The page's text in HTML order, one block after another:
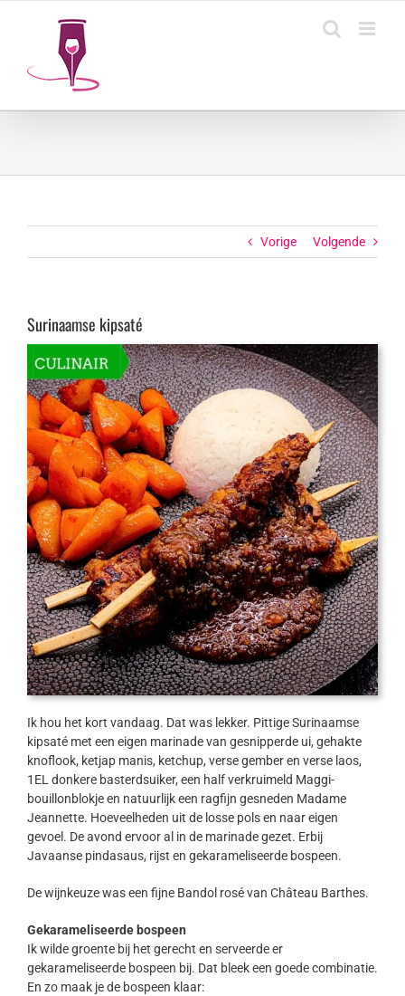
Vorige Volgende
Surinaamse kipsaté
Ik hou het kort vandaag. Dat was lekker. Pittige Surinaamse
kipsaté met een eigen marinade van gesnipperde ui, gehakte
knoflook, ketjap manis, ketchup, verse gember en verse laos,
1EL donkere basterdsuiker, een half verkruimeld Maggi-
bouillonblokje en natuurlijk een ragfijn gesneden Madame
Jeannette. Hoeveelheden uit de losse pols en naar eigen
gevoel. De avond ervoor al in de marinade gezet. Erbij
Javaanse pindasaus, rijst en gekarameliseerde bospeen.
De wijnkeuze was een fijne Bandol rosé van Château Barthes.
Gekarameliseerde bospeen
Ik wilde groente bij het gerecht en serveerde er
gekarameliseerde bospeen bij. Dat bleek een goede combinatie.
En zo maak je de bospeen klaar: